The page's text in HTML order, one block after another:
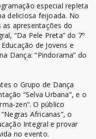
especial repleta
deliciosa feijoada. No
apresentações do
“Da Pele Preta” do 7º
de Jovens e
Dança: “Pindorama” do
o Grupo de Dança
“Selva Urbana”, e o
zen”. O público
Africanas”, o
Integral e provar
no evento.